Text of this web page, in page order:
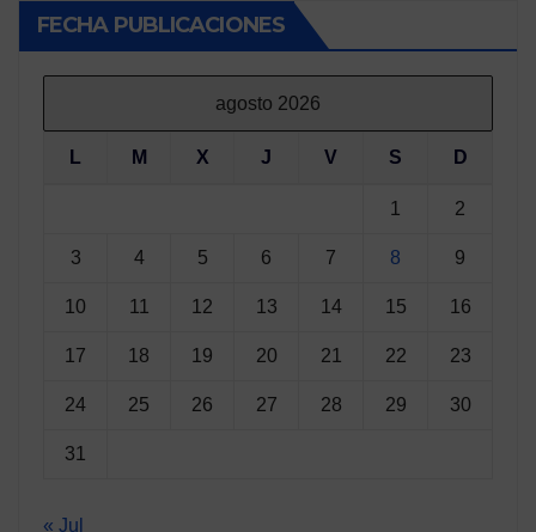
FECHA PUBLICACIONES
agosto 2026
L M X J V S D
1 2
3 4 5 6 7 8 9
10 11 12 13 14 15 16
17 18 19 20 21 22 23
24 25 26 27 28 29 30
31
« Jul